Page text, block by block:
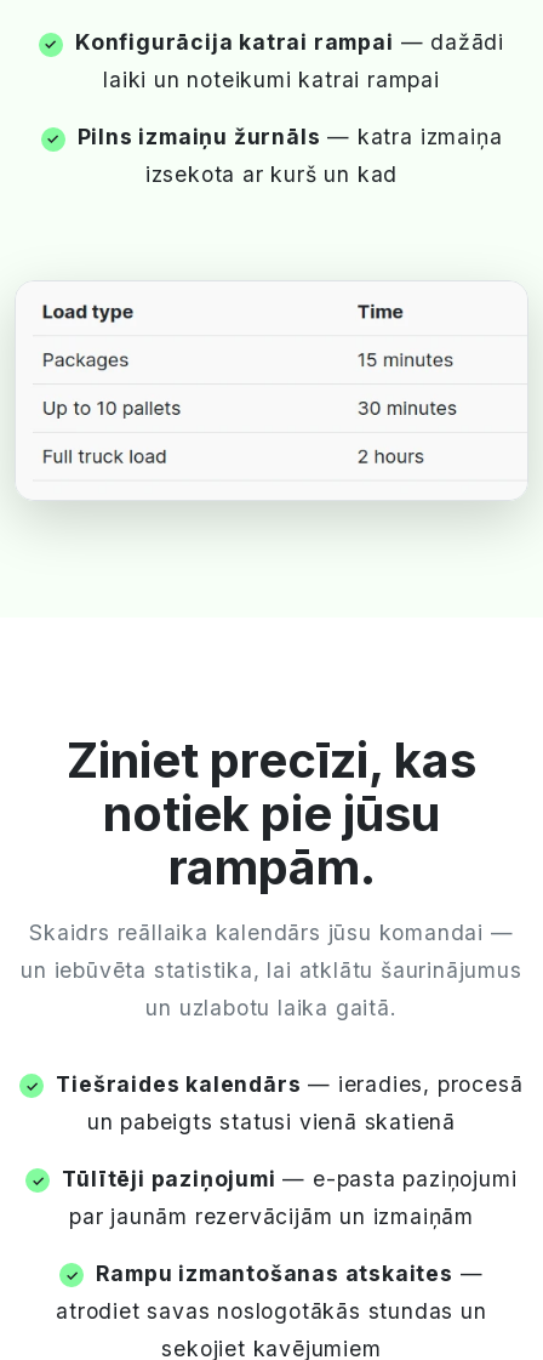
Konfigurācija katrai rampai — dažādi
laiki un noteikumi katrai rampai
Pilns izmaiņu žurnāls — katra izmaiņa
izsekota ar kurš un kad
Ziniet precīzi, kas
notiek pie jūsu
rampām.
Skaidrs reāllaika kalendārs jūsu komandai —
un iebūvēta statistika, lai atklātu šaurinājumus
un uzlabotu laika gaitā.
Tiešraides kalendārs — ieradies, procesā
un pabeigts statusi vienā skatienā
Tūlītēji paziņojumi — e-pasta paziņojumi
par jaunām rezervācijām un izmaiņām
Rampu izmantošanas atskaites —
atrodiet savas noslogotākās stundas un
sekojiet kavējumiem